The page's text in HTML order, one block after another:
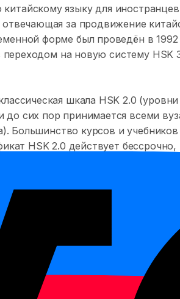
языку для
за продвижение
форме был проведён в
переходом на новую систему HSK
шкала HSK 2.0 (уровни
сих пор принимается всеми
Большинство курсов и
HSK 2.0 действует
на китайском, HSK 5
программ HSK обычно не
с Китаем — особенно в